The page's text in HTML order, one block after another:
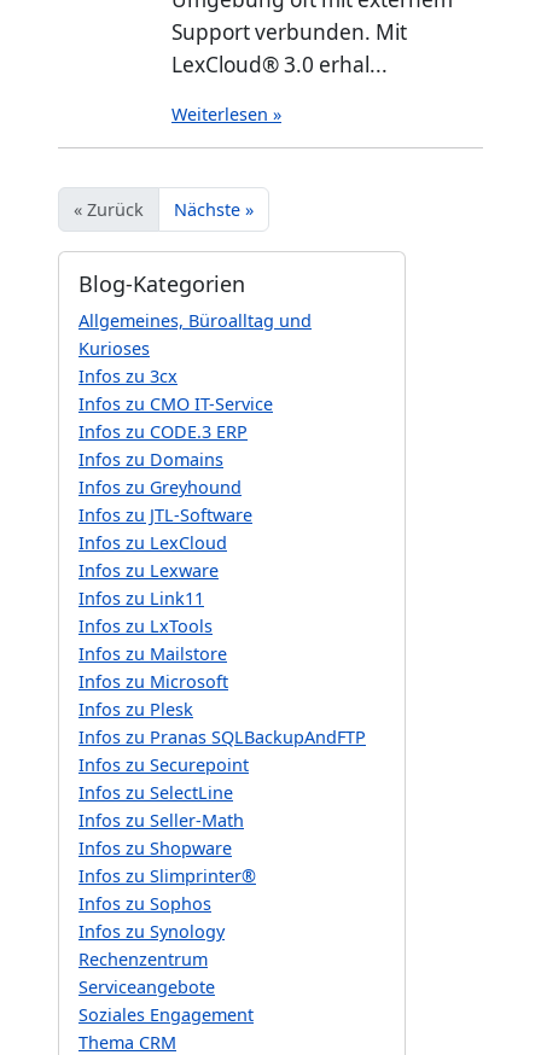
Support verbunden. Mit
LexCloud® 3.0 erhal...
Weiterlesen »
« Zurück Nächste »
Blog-Kategorien
Allgemeines, Büroalltag und
Kurioses
Infos zu 3cx
Infos zu CMO IT-Service
Infos zu CODE.3 ERP
Infos zu Domains
Infos zu Greyhound
Infos zu JTL-Software
Infos zu LexCloud
Infos zu Lexware
Infos zu Link11
Infos zu LxTools
Infos zu Mailstore
Infos zu Microsoft
Infos zu Plesk
Infos zu Pranas SQLBackupAndFTP
Infos zu Securepoint
Infos zu SelectLine
Infos zu Seller-Math
Infos zu Shopware
Infos zu Slimprinter®
Infos zu Sophos
Infos zu Synology
Rechenzentrum
Serviceangebote
Soziales Engagement
Thema CRM